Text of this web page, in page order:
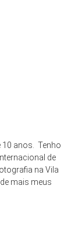
10 anos. Tenho
de
na Vila
mais meus